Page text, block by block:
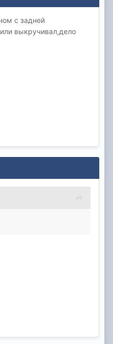
с задней
выкручивал,дело